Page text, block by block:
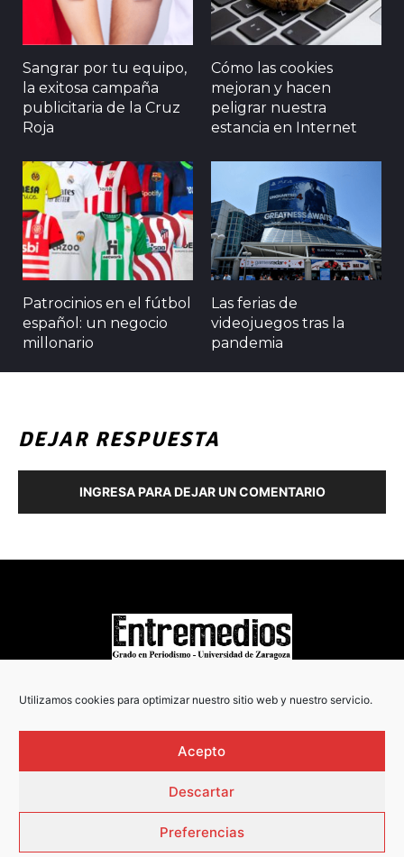
Utilizamos cookies para optimizar nuestro sitio web y nuestro servicio.
Acepto
Descartar
Preferencias
Sangrar por tu equipo,
la exitosa campaña
publicitaria de la Cruz
Roja
Cómo las cookies
mejoran y hacen
peligrar nuestra
estancia en Internet
Patrocinios en el fútbol
español: un negocio
millonario
Las ferias de
videojuegos tras la
pandemia
DEJAR RESPUESTA
INGRESA PARA DEJAR UN COMENTARIO